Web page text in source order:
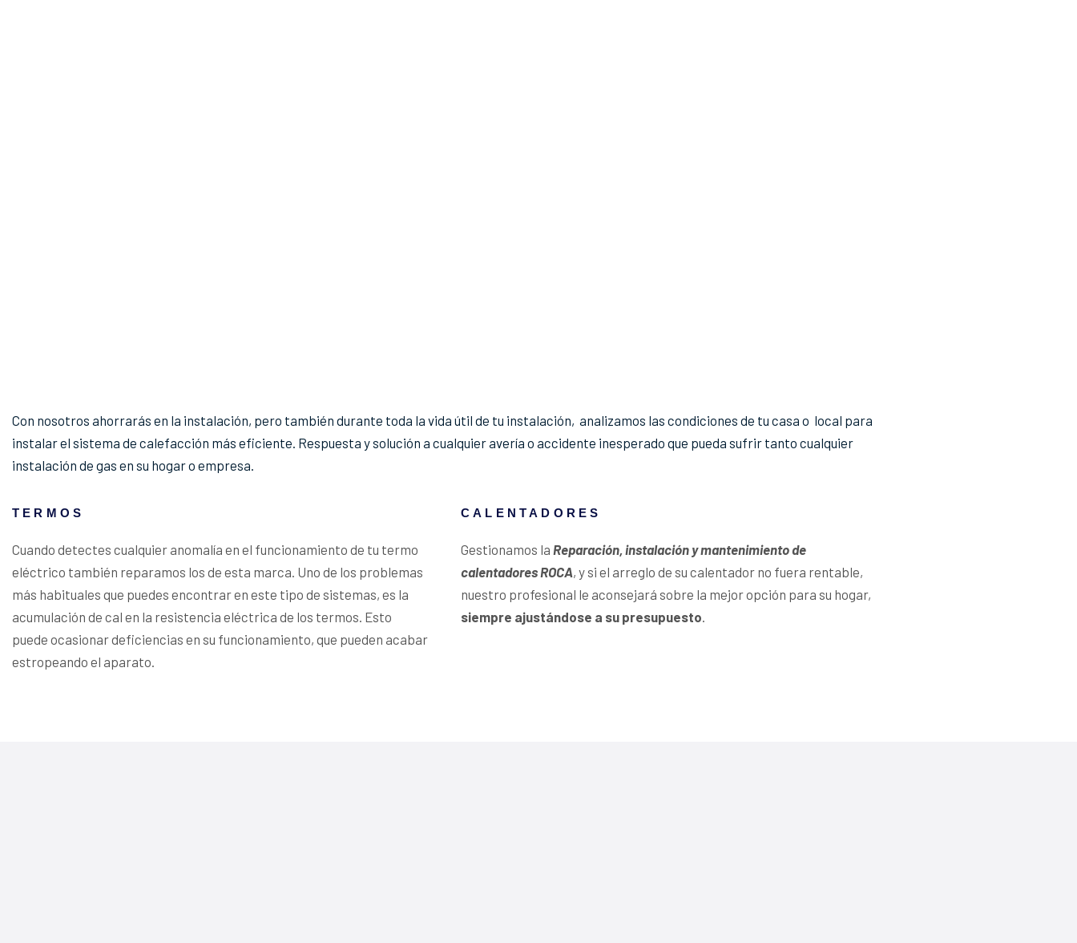
Con nosotros ahorrarás en la instalación, pero también durante toda la vida útil de tu instalación, analizamos las condiciones de tu casa o local para
instalar el sistema de calefacción más eficiente. Respuesta y solución a cualquier avería o accidente inesperado que pueda sufrir tanto cualquier
instalación de gas en su hogar o empresa.
TERMOS
Cuando detectes cualquier anomalía en el funcionamiento de tu termo
eléctrico también reparamos los de esta marca. Uno de los problemas
más habituales que puedes encontrar en este tipo de sistemas, es la
acumulación de cal en la resistencia eléctrica de los termos. Esto
puede ocasionar deficiencias en su funcionamiento, que pueden acabar
estropeando el aparato.
CALENTADORES
Gestionamos la Reparación, instalación y mantenimiento de
calentadores ROCA, y si el arreglo de su calentador no fuera rentable,
nuestro profesional le aconsejará sobre la mejor opción para su hogar,
siempre ajustándose a su presupuesto.